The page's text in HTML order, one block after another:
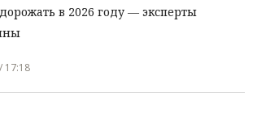
в 2026 году — эксперты
17:18